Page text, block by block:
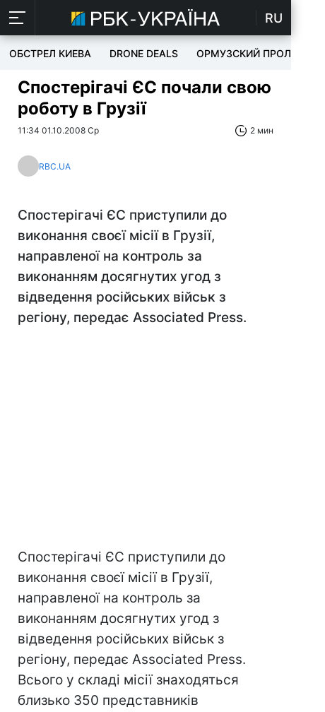
RU
ОБСТРЕЛ КИЕВА DRONE DEALS ОРМУЗСКИЙ ПРОЛИВ
Спостерігачі ЄС почали свою
роботу в Грузії
11:34 01.10.2008 Ср 2 мин
RBC.UA
Спостерігачі ЄС приступили до
виконання своєї місії в Грузії,
направленої на контроль за
виконанням досягнутих угод з
відведення російських військ з
регіону, передає Associated Press.
Спостерігачі ЄС приступили до
виконання своєї місії в Грузії,
направленої на контроль за
виконанням досягнутих угод з
відведення російських військ з
регіону, передає Associated Press.
Всього у складі місії знаходяться
близько 350 представників